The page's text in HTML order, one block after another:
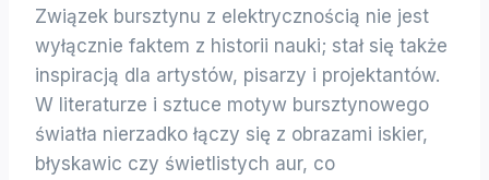
Związek bursztynu z elektrycznością nie jest
wyłącznie faktem z historii nauki; stał się także
inspiracją dla artystów, pisarzy i projektantów.
W literaturze i sztuce motyw bursztynowego
światła nierzadko łączy się z obrazami iskier,
błyskawic czy świetlistych aur, co